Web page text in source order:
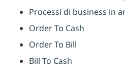
Processi di business in
Order To Cash
Order To Bill
Bill To Cash